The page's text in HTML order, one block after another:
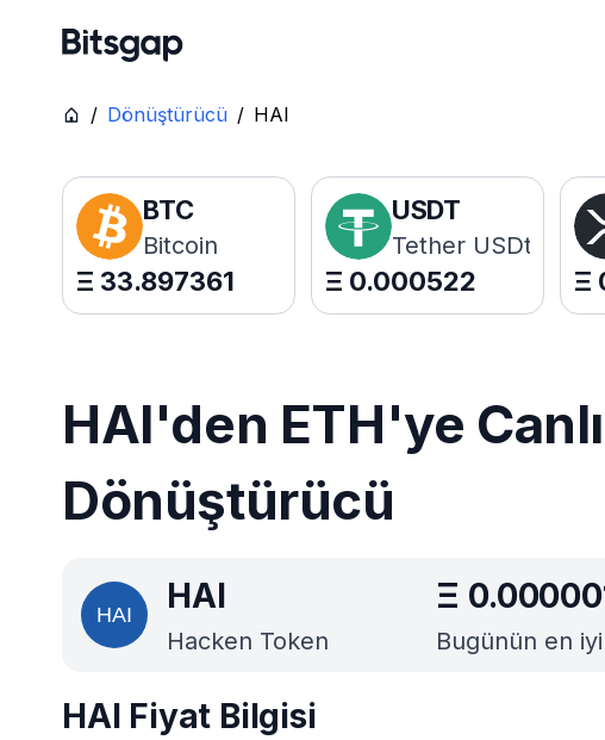
/ Dönüştürücü / HAI
BTC
Bitcoin
Ξ 33.897361
USDT
Tether USDt
Ξ 0.000522 Ξ
HAI'den ETH'ye
Dönüştürücü
HAI
Hacken Token
Ξ
Bugünün en iyi
HAI Fiyat Bilgisi